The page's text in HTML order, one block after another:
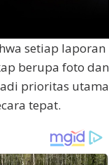
setiap laporan
berupa foto dan
prioritas utama
tepat.